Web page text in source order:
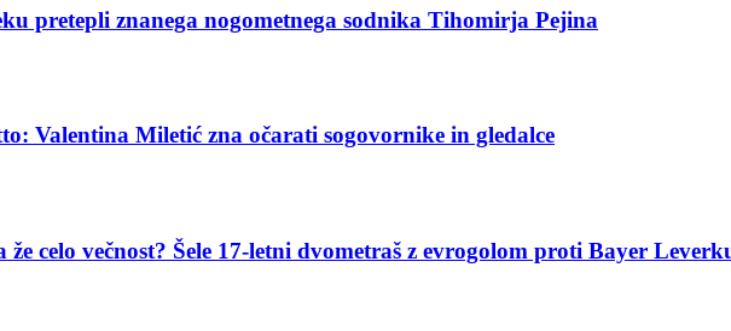
pretepli znanega nogometnega sodnika Tihomirja Pejina
Valentina Miletić zna očarati sogovornike in gledalce
celo večnost? Šele 17-letni dvometraš z evrogolom proti Bayer